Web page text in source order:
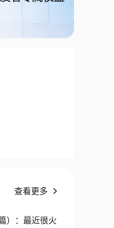
查看更多
）：最近很火